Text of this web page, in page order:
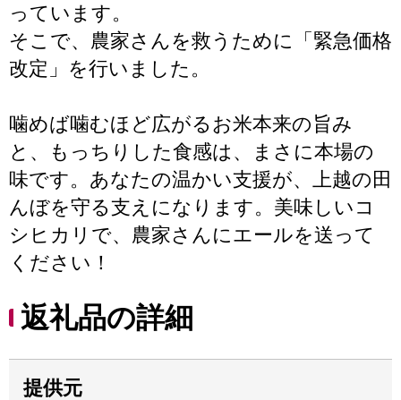
っています。
そこで、農家さんを救うために「緊急価格
改定」を行いました。
噛めば噛むほど広がるお米本来の旨み
と、もっちりした食感は、まさに本場の
味です。あなたの温かい支援が、上越の田
んぼを守る支えになります。美味しいコ
シヒカリで、農家さんにエールを送って
ください！
返礼品の詳細
提供元